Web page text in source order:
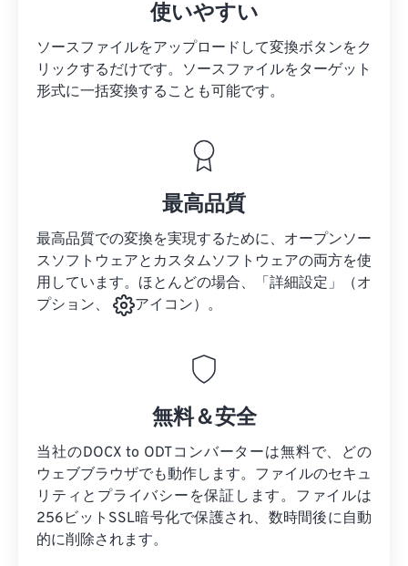
使いやすい
ソースファイルをアップロードして変換ボタンをク
リックするだけです。 ソースファイルをターゲット
形式に一括変換することも可能です。
最高品質
最高品質での変換を実現するために、オープンソー
スソフトウェアとカスタムソフトウェアの両方を使
用しています。ほとんどの場合、「詳細設定」（オ
プション、
アイコン）。
無料＆安全
当社のDOCX to ODTコンバーターは無料で、どの
ウェブブラウザでも動作します。ファイルのセキュ
リティとプライバシーを保証します。ファイルは
256ビットSSL暗号化で保護され、数時間後に自動
的に削除されます。